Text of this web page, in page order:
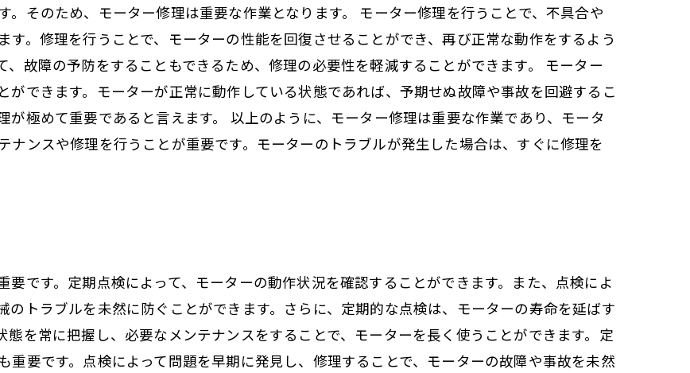
。そのため、モーター修理は重要な作業となります。 モーター修理を行うことで、不具合や
。修理を行うことで、モーターの性能を回復させることができ、再び正常な動作をするよう
故障の予防をすることもできるため、修理の必要性を軽減することができます。 モーター
できます。モーターが正常に動作している状態であれば、予期せぬ故障や事故を回避するこ
が極めて重要であると言えます。 以上のように、モーター修理は重要な作業であり、モータ
ナンスや修理を行うことが重要です。モーターのトラブルが発生した場合は、すぐに修理を
です。定期点検によって、モーターの動作状況を確認することができます。また、点検によ
のトラブルを未然に防ぐことができます。さらに、定期的な点検は、モーターの寿命を延ばす
態を常に把握し、必要なメンテナンスをすることで、モーターを長く使うことができます。定
要です。点検によって問題を早期に発見し、修理することで、モーターの故障や事故を未然